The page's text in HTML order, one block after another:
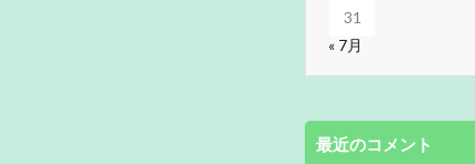
31
« 7月
最近のコメント